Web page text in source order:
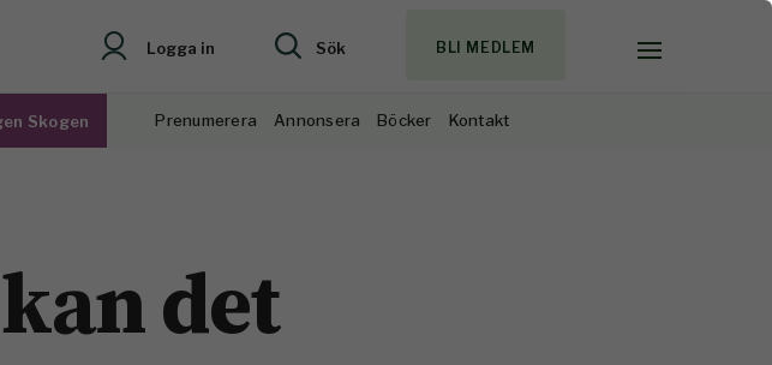
Logga in Sök BLI MEDLEM
Skogen Prenumerera Annonsera Böcker Kontakt
det